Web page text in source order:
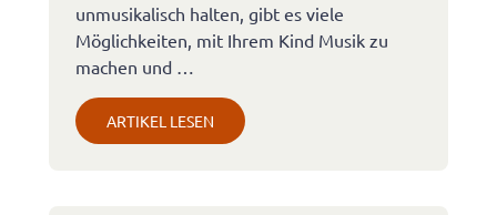
unmusikalisch halten, gibt es viele
Möglichkeiten, mit Ihrem Kind Musik zu
machen und …
ARTIKEL LESEN